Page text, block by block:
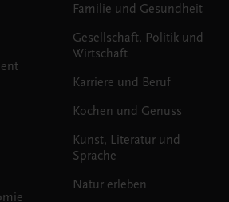
Familie und Gesundheit
Gesellschaft, Politik und
Wirtschaft
Karriere und Beruf
Kochen und Genuss
Kunst, Literatur und
Sprache
Natur erleben